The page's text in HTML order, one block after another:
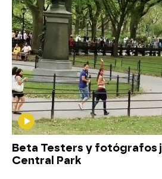
Beta Testers y fotógrafos
Central Park